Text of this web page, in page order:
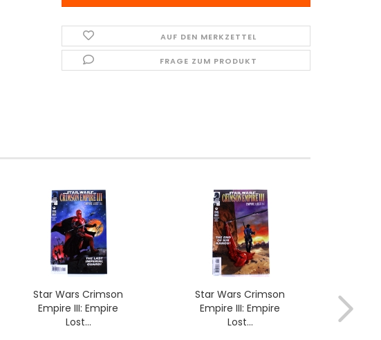
AUF DEN MERKZETTEL
FRAGE ZUM PRODUKT
Star Wars Crimson
Empire III: Empire
Lost...
Star Wars Crimson
Empire III: Empire
Lost...